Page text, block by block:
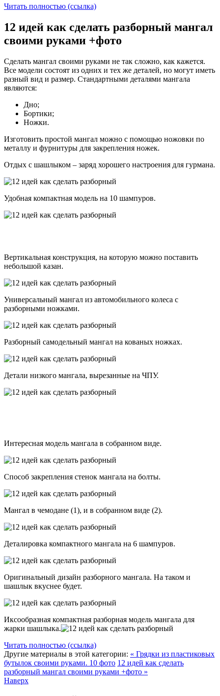
Читать полностью (ссылка)
12 идей как сделать разборный мангал
своими руками +фото
Сделать мангал своими руками не так сложно, как кажется.
Все модели состоят из одних и тех же деталей, но могут иметь
разный вид и размер. Стандартными деталями мангала
являются:
Дно;
Бортики;
Ножки.
Изготовить простой мангал можно с помощью ножовки по
металлу и фурнитуры для закрепления ножек.
Отдых с шашлыком – заряд хорошего настроения для гурмана.
Удобная компактная модель на 10 шампуров.
Вертикальная конструкция, на которую можно поставить
небольшой казан.
Универсальный мангал из автомобильного колеса с
разборными ножками.
Разборный самодельный мангал на кованых ножках.
Детали низкого мангала, вырезанные на ЧПУ.
Интересная модель мангала в собранном виде.
Способ закрепления стенок мангала на болты.
Мангал в чемодане (1), и в собранном виде (2).
Деталировка компактного мангала на 6 шампуров.
Оригинальный дизайн разборного мангала. На таком и
шашлык вкуснее будет.
Иксообразная компактная разборная модель мангала для
жарки шашлыка.
Читать полностью (ссылка)
Другие материалы в этой категории: « Грядки из пластиковых
бутылок своими руками. 10 фото 12 идей как сделать
разборный мангал своими руками +фото »
Наверх